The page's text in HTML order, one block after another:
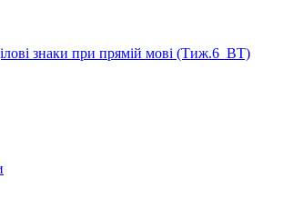
знаки при прямій мові (Тиж.6_ВТ)